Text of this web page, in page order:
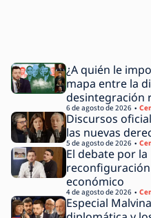
¿A quién le
mapa entre la
desintegración
6 de agosto de 2026
Discursos
las nuevas
5 de agosto de 2026
El debate por la
económico
4 de agosto de 2026
Especial